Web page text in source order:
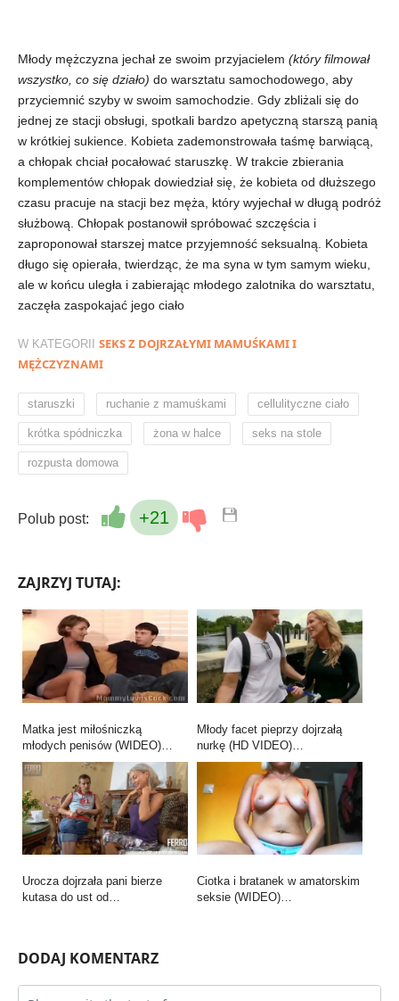
Młody mężczyzna jechał ze swoim przyjacielem (który filmował
wszystko, co się działo) do warsztatu samochodowego, aby
przyciemnić szyby w swoim samochodzie. Gdy zbliżali się do
jednej ze stacji obsługi, spotkali bardzo apetyczną starszą panią
w krótkiej sukience. Kobieta zademonstrowała taśmę barwiącą,
a chłopak chciał pocałować staruszkę. W trakcie zbierania
komplementów chłopak dowiedział się, że kobieta od dłuższego
czasu pracuje na stacji bez męża, który wyjechał w długą podróż
służbową. Chłopak postanowił spróbować szczęścia i
zaproponował starszej matce przyjemność seksualną. Kobieta
długo się opierała, twierdząc, że ma syna w tym samym wieku,
ale w końcu uległa i zabierając młodego zalotnika do warsztatu,
zaczęła zaspokajać jego ciało
W KATEGORII SEKS Z DOJRZAŁYMI MAMUŚKAMI I
MĘŻCZYZNAMI
staruszki ruchanie z mamuśkami cellulityczne ciało
krótka spódniczka żona w halce seks na stole
rozpusta domowa
Polub post: +21
ZAJRZYJ TUTAJ:
Matka jest miłośniczką
młodych penisów (WIDEO)…
Młody facet pieprzy dojrzałą
nurkę (HD VIDEO)…
Urocza dojrzała pani bierze
kutasa do ust od…
Ciotka i bratanek w amatorskim
seksie (WIDEO)…
DODAJ KOMENTARZ